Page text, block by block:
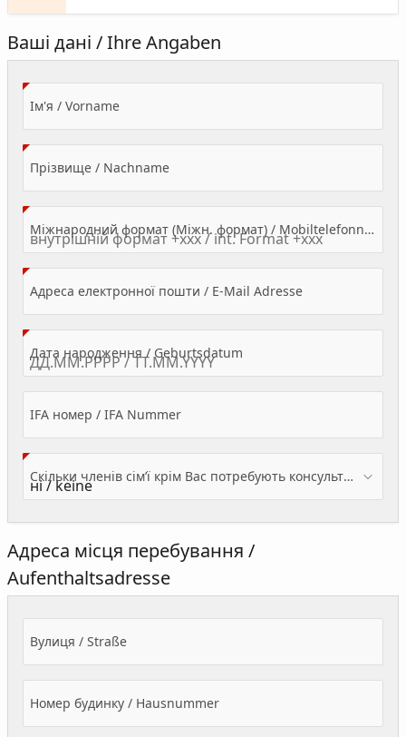
Ваші дані / Ihre Angaben
Ім'я / Vorname(Value Required)
Прізвище / Nachname(Value Required)
Міжнародний формат (Міжн. формат) / Mobiltelefonnummer
Адреса електронної пошти / E-Mail Adresse(Value Required)
Дата народження / Geburtsdatum
IFA номер / IFA Nummer
Скільки членів сім’ї крім Вас потребують консультації? / Wieviele Familienmitglieder brauchen Beratung - zusätzlich zu Ihnen?
Адреса місця перебування /
Aufenthaltsadresse
Вулиця / Straße
Номер будинку / Hausnummer